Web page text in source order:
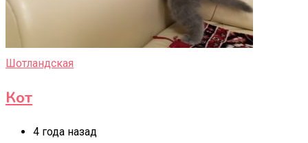
Шотландская
Кот
4 года назад